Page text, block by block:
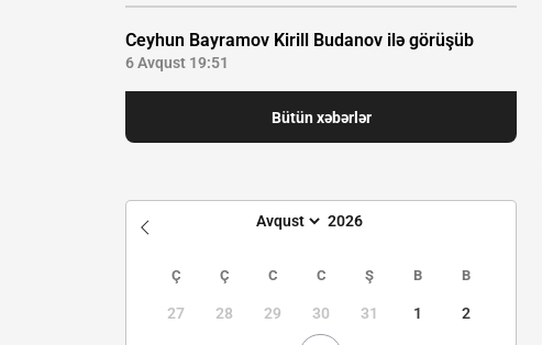
Ceyhun Bayramov Kirill Budanov ilə görüşüb
6 Avqust 19:51
Bütün xəbərlər
Ç Ç C C Ş B B
27 28 29 30 31 1 2